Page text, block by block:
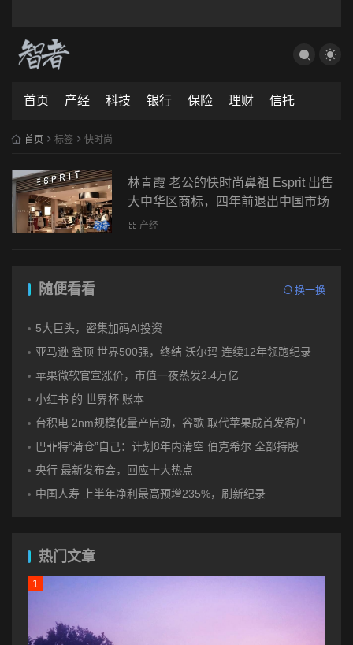
首页 产经 科技 银行 保险 理财 信托
首页 标签 快时尚
林青霞 老公的快时尚鼻祖 Esprit 出售
大中华区商标，四年前退出中国市场
产经
随便看看 换一换
5大巨头，密集加码AI投资
亚马逊 登顶 世界500强，终结 沃尔玛 连续12年领跑纪录
苹果微软官宣涨价，市值一夜蒸发2.4万亿
小红书 的 世界杯 账本
台积电 2nm规模化量产启动，谷歌 取代苹果成首发客户
巴菲特“清仓”自己：计划8年内清空 伯克希尔 全部持股
央行 最新发布会，回应十大热点
中国人寿 上半年净利最高预增235%，刷新纪录
热门文章